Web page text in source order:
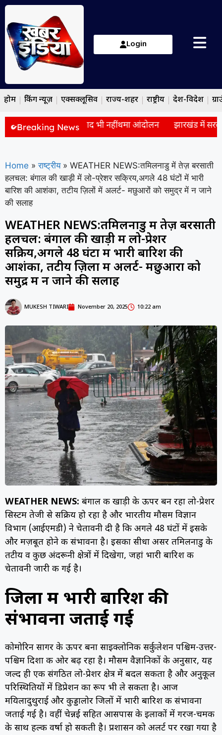
Login
होम ब्रेकिंग न्यूज़ एक्सक्लूसिव राज्य-शहर राष्ट्रीय देश-विदेश
Breaking News
सरकार से बैठक के बाद भी नहीं थमा आंदोलन झारखंड में
Home » राष्ट्रीय » WEATHER NEWS:तमिलनाडु में तेज़ बरसाती
हलचल: बंगाल की खाड़ी में लो-प्रेशर सक्रिय,अगले 48 घंटों में भारी
बारिश की आशंका, तटीय ज़िलों में अलर्ट- मछुआरों को समुद्र में न जाने
की सलाह
WEATHER NEWS:तमिलनाडु में तेज़ बरसाती
हलचल: बंगाल की खाड़ी में लो-प्रेशर
सक्रिय,अगले 48 घंटों में भारी बारिश की
आशंका, तटीय ज़िलों में अलर्ट- मछुआरों को
समुद्र में न जाने की सलाह
MUKESH TIWARI November 20, 2025 10:22 am
WEATHER NEWS: बंगाल की खाड़ी के ऊपर बन रहा लो-प्रेशर
सिस्टम तेजी से सक्रिय हो रहा है और भारतीय मौसम विज्ञान
विभाग (आईएमडी) ने चेतावनी दी है कि अगले 48 घंटों में इसके
और मज़बूत होने की संभावना है। इसका सीधा असर तमिलनाडु के
तटीय व कुछ अंदरूनी क्षेत्रों में दिखेगा, जहां भारी बारिश की
चेतावनी जारी की गई है।
जिलों में भारी बारिश की
संभावना जताई गई
कोमोरिन सागर के ऊपर बना साइक्लोनिक सर्कुलेशन पश्चिम-उत्तर-
पश्चिम दिशा की ओर बढ़ रहा है। मौसम वैज्ञानिकों के अनुसार, यह
जल्द ही एक संगठित लो-प्रेशर क्षेत्र में बदल सकता है और अनुकूल
परिस्थितियों में डिप्रेशन का रूप भी ले सकता है। आज
मयिलादुथुराई और कुड्डालोर जिलों में भारी बारिश की संभावना
जताई गई है। वहीं चेन्नई सहित आसपास के इलाकों में गरज-चमक
के साथ हल्की वर्षा हो सकती है। प्रशासन को अलर्ट पर रखा गया है